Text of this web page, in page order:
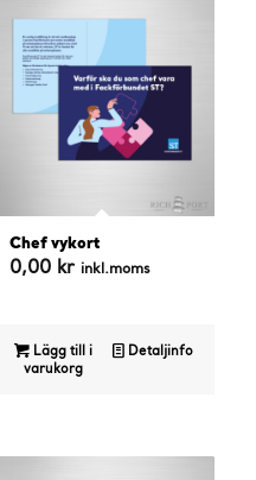
Chef vykort
0,00 kr inkl.moms
Lägg till i
varukorg
Detaljinfo